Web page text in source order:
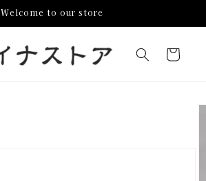
Welcome to our store
ー